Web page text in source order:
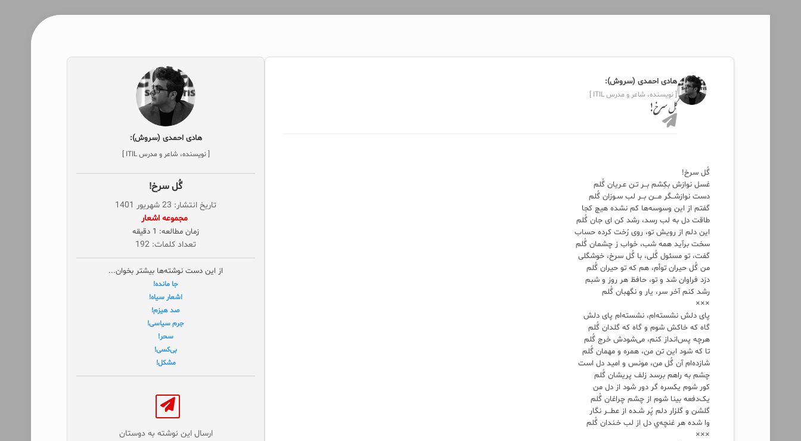
هادی احمدی (سروش):
[ نویسنده، شاعر و مدرس ITIL ]
گُل سرخ!
گُل سرخ!
غسل نوازش بکِشم بــر تـن عـریان گُلم
دست نوازشــگر مـــن بــر لب سـوزان گُلم
گفتم از این وسوسه‌ها کم نشده هیچ کجا
طاقت دل به لب رسد، رشد کن ای جان گُلم
این دلم از رویش تو، روی رُخت کرده حساب
سخت برآید همه شب، خواب ز چشمان گُلم
گفت، تو مسئول گُلی، با گُل سرخ، خوشگلی
من گُل حیران توأم، هم که تو حیران گُلم
دزد فراوان شد و تو، حافظ هر روز و شبم
رشد کنم آخر سر، یار و نگهبان گُلم
×××
پای دلش نشسته‌ام، نشسته‌ام پای دلش
گاه که خاکش شوم و گاه که گلدان گُلم
هرچه پس‌انداز کنم، می‌شودش خرج گُلم
تا که شود این تن من، همره و مهمان گُلم
شازده‌‌ام آن گُل من، مونس و امید دل است
چشم به راهم برسد زلف پریشان گُلم
کور شوم یکسره گر دور شود از دل من
یک‌دفعه بینا شوم از چشم چراغان گُلم
گلشن و گلزار دلم پُر شـده از عطـــر نگار
وا شده هر غنچه‌ي دل از لب خـندان گُلم
×××
هادی احمدی (سروش):
[ نویسنده، شاعر و مدرس ITIL ]
گُل سرخ!
تاریخ انتشار: 23 شهریور 1401
‌ مجموعه اشعار
زمان مطالعه: 1 دقیقه
تعداد کلمات: 192
از این دست نوشته‌ها بیشتر بخوان...
جا مانده!
اشعار سیاه!
صد هیزم!
جرم سیاسی!
سحر!
بی‌کسی!
مشکل!
ارسال این نوشته به دوستان‌